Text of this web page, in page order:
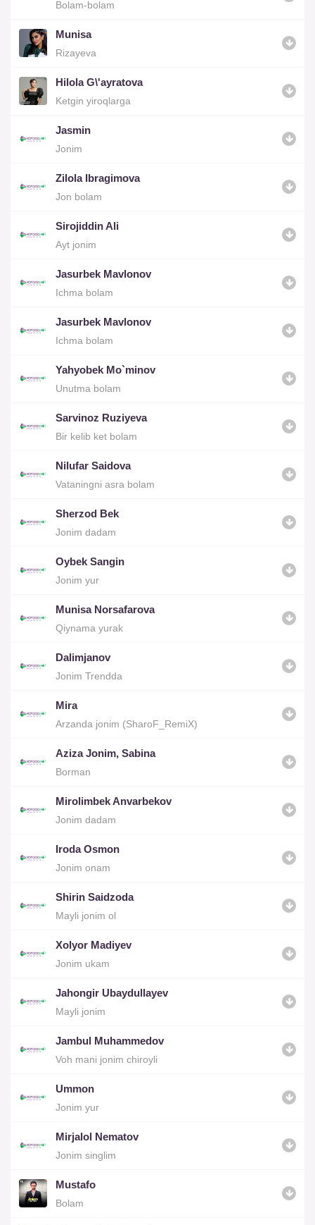
Bolam-bolam
Munisa
Rizayeva
Hilola G\'ayratova
Ketgin yiroqlarga
Jasmin
Jonim
Zilola Ibragimova
Jon bolam
Sirojiddin Ali
Ayt jonim
Jasurbek Mavlonov
Ichma bolam
Jasurbek Mavlonov
Ichma bolam
Yahyobek Mo`minov
Unutma bolam
Sarvinoz Ruziyeva
Bir kelib ket bolam
Nilufar Saidova
Vataningni asra bolam
Sherzod Bek
Jonim dadam
Oybek Sangin
Jonim yur
Munisa Norsafarova
Qiynama yurak
Dalimjanov
Jonim Trendda
Mira
Arzanda jonim (SharoF_RemiX)
Aziza Jonim, Sabina
Borman
Mirolimbek Anvarbekov
Jonim dadam
Iroda Osmon
Jonim onam
Shirin Saidzoda
Mayli jonim ol
Xolyor Madiyev
Jonim ukam
Jahongir Ubaydullayev
Mayli jonim
Jambul Muhammedov
Voh mani jonim chiroyli
Ummon
Jonim yur
Mirjalol Nematov
Jonim singlim
Mustafo
Bolam